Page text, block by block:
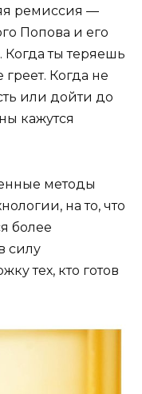
ремиссия —
Попова и его
Когда ты теряешь
греет. Когда не
или дойти до
кажутся
методы
на то, что
более
силу
тех, кто готов